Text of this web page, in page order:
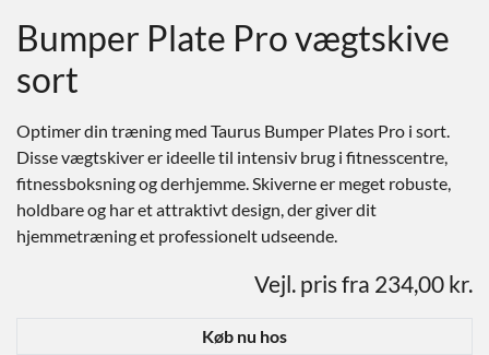
Bumper Plate Pro vægtskive
sort
Optimer din træning med Taurus Bumper Plates Pro i sort.
Disse vægtskiver er ideelle til intensiv brug i fitnesscentre,
fitnessboksning og derhjemme. Skiverne er meget robuste,
holdbare og har et attraktivt design, der giver dit
hjemmetræning et professionelt udseende.
Vejl. pris fra 234,00 kr.
Køb nu hos